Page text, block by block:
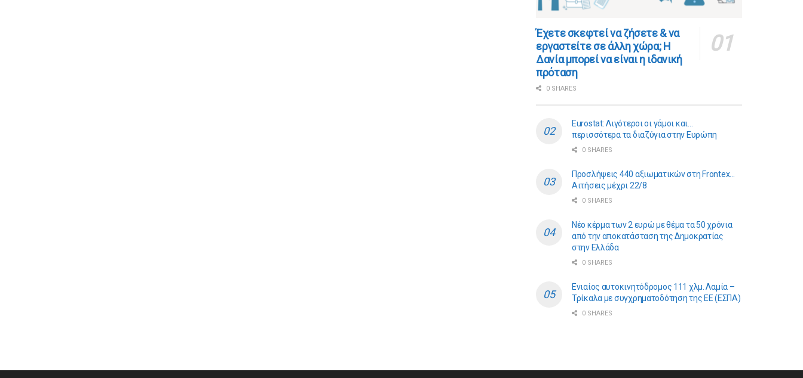
​​Έχετε σκεφτεί να ζήσετε & να
εργαστείτε σε άλλη χώρα; Η
Δανία μπορεί να είναι η ιδανική
πρόταση
0 SHARES
Eurostat: Λιγότεροι οι γάμοι και…
περισσότερα τα διαζύγια στην Ευρώπη
0 SHARES
Προσλήψεις 440 αξιωματικών στη Frontex…
Αιτήσεις μέχρι 22/8
0 SHARES
Νέο κέρμα των 2 ευρώ με θέμα τα 50 χρόνια
από την αποκατάσταση της Δημοκρατίας
στην Ελλάδα
0 SHARES
Ενιαίος αυτοκινητόδρομος 111 χλμ. Λαμία –
Τρίκαλα με συγχρηματοδότηση της ΕE (ΕΣΠΑ)
0 SHARES